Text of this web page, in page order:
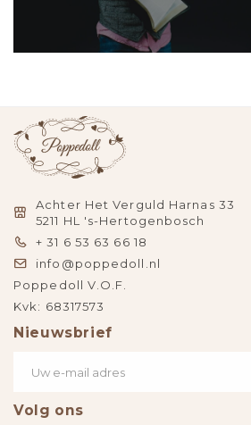
Achter Het Verguld Harnas 33
5211 HL 's-Hertogenbosch
+ 31 6 53 63 66 18
info@poppedoll.nl
Poppedoll V.O.F.
Kvk: 68317573
Nieuwsbrief
Volg ons